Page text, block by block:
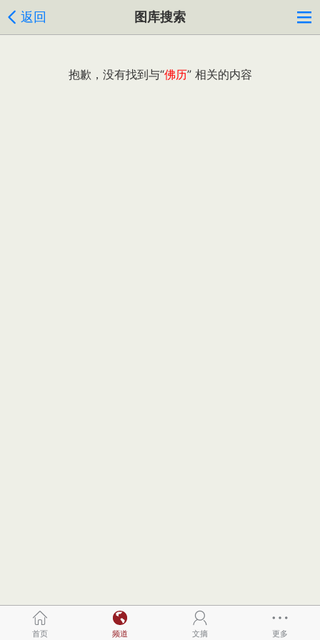
返回 图库搜索
抱歉，没有找到与“佛历” 相关的内容
首页 频道 文摘 更多